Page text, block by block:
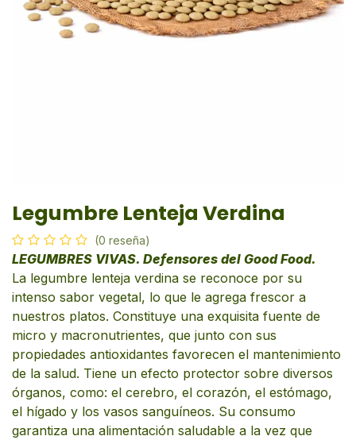
Legumbre Lenteja Verdina
(0 reseña)
LEGUMBRES VIVAS. Defensores del Good Food.
La legumbre lenteja verdina se reconoce por su
intenso sabor vegetal, lo que le agrega frescor a
nuestros platos. Constituye una exquisita fuente de
micro y macronutrientes, que junto con sus
propiedades antioxidantes favorecen el mantenimiento
de la salud. Tiene un efecto protector sobre diversos
órganos, como: el cerebro, el corazón, el estómago,
el hígado y los vasos sanguíneos. Su consumo
garantiza una alimentación saludable a la vez que